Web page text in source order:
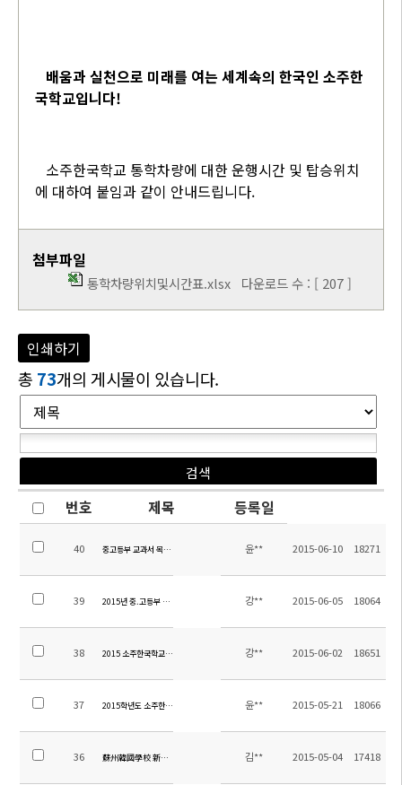
배움과 실천으로 미래를 여는 세계속의 한국인 소주한
국학교입니다!
소주한국학교 통학차량에 대한 운행시간 및 탑승위치
에 대하여 붙임과 같이 안내드립니다.
첨부파일
통학차량위치및시간표.xlsx 다운로드 수 : [ 207 ]
인쇄하기
총 73개의 게시물이 있습니다.
번호 제목 등록일
40 중고등부 교과서 목록 안내 윤** 2015-06-10 18271
39 2015년 중.고등부 신.편입학 운영 계획 강** 2015-06-05 18064
38 2015 소주한국학교 교육과정 체험생 모집 강** 2015-06-02 18651
37 2015학년도 소주한국학교 여름 방학 방과후 학교(중등) 신청안내
윤** 2015-05-21 18066
36 蘇州韓國學校 新築 工事 入札 日程 變更 김** 2015-05-04 17418